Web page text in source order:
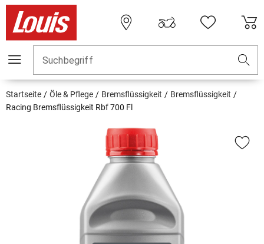
Suchbegriff
Startseite Öle & Pflege Bremsflüssigkeit
Bremsflüssigkeit
Racing Bremsflüssigkeit Rbf 700 Fl